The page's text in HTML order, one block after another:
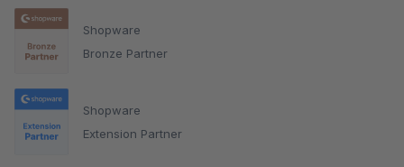
Shopware
Bronze Partner
Shopware
Extension Partner